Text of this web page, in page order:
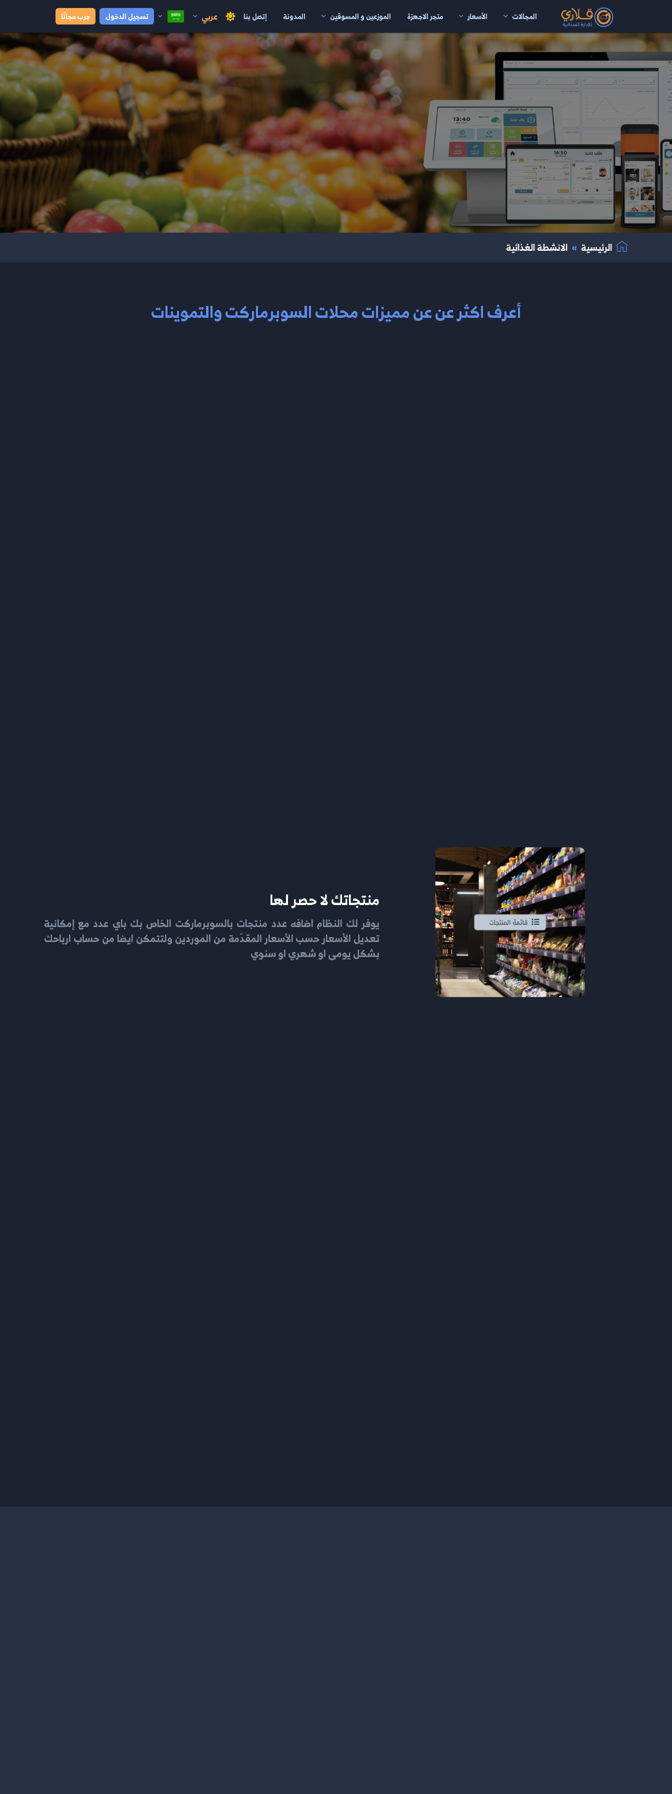
المجالات الأسعار متجر الاجهزة الموزعين و المسوقين المدونة إتصل بنا عربي تسجيل الدخول جرب مجانًا
انتقال إلى المحتوى الرئيسي
الرئيسية الانشطة الغذائية
أعرف اكثر عن عن مميزات محلات السوبرماركت والتموينات
منتجاتك لا حصر لها
يوفر لك النظام اضافه عدد منتجات بالسوبرماركت الخاص بك باي عدد مع إمكانية
تعديل الأسعار حسب الأسعار المقدّمة من الموردين ولتتمكن ايضا من حساب ارباحك
بشكل يومي او شهري او سنوي